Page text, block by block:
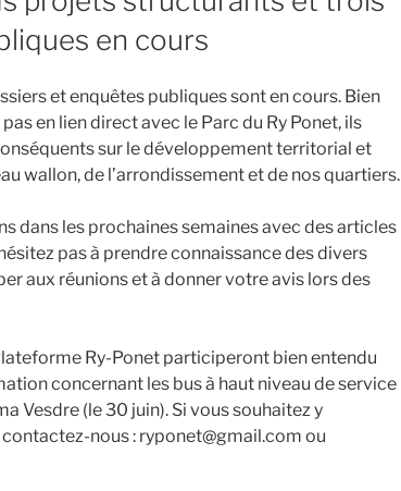
en cours
et enquêtes publiques sont en cours. Bien
en lien direct avec le Parc du Ry Ponet, ils
sur le développement territorial et
wallon, de l’arrondissement et de nos quartiers.
dans les prochaines semaines avec des articles
pas à prendre connaissance des divers
aux réunions et à donner votre avis lors des
Ry-Ponet participeront bien entendu
concernant les bus à haut niveau de service
Vesdre (le 30 juin). Si vous souhaitez y
nous : ryponet@gmail.com ou